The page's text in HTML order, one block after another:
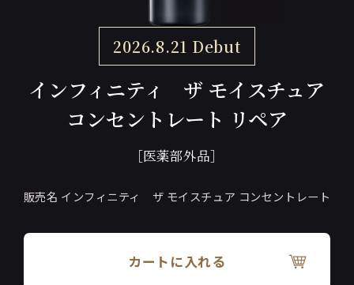
2026.8.21 Debut
インフィニティ ザ モイスチュア
コンセントレート リペア
［医薬部外品］
販売名 インフィニティ ザ モイスチュア コンセントレート
カートに入れる